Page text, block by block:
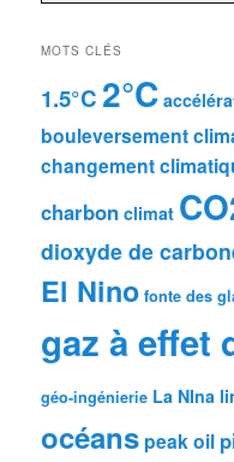
MOTS CLÉS
1.5°C2°C
bouleversement
changement
charbon climat
dioxyde de
El Nino fonte des
gaz à effet
géo-ingénierie La NIna
océans peak oil